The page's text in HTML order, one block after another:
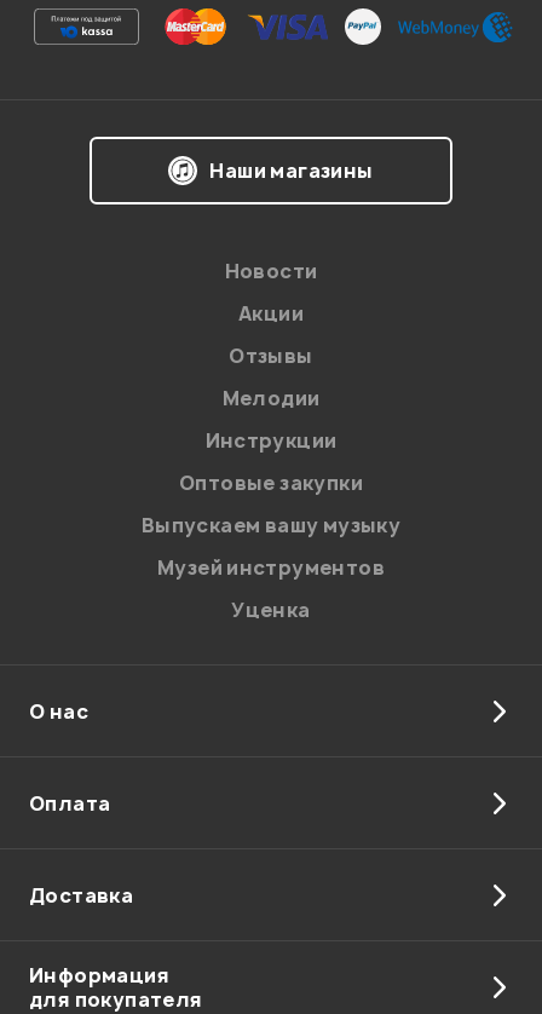
Ваша оценка:
на обработку персональных данных в
Политикой в отношении обработки
персональных данных.
Введите проверочное число:
Отправить
Наши магазины
Новости
Акции
Отзывы
Мелодии
Инструкции
Оптовые закупки
Выпускаем вашу музыку
Музей инструментов
Уценка
О нас
Оплата
Доставка
Информация
для покупателя